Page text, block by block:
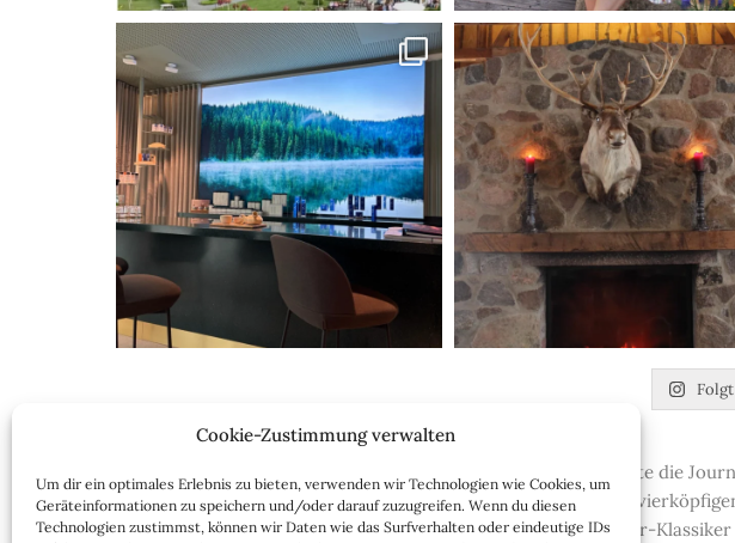
Cookie-Zustimmung verwalten
Um dir ein optimales Erlebnis zu bieten, verwenden wir Technologien wie Cookies, um
Geräteinformationen zu speichern und/oder darauf zuzugreifen. Wenn du diesen
Technologien zustimmst, können wir Daten wie das Surfverhalten oder eindeutige IDs
Nach dem Praktikum bei einem Berliner Start-up gründete die
Inzwischen besteht der Mode- und Lifestyle-Blog aus einem
Lady-Blog vor allem langlebige, zeitlose Mode- und Interieur-